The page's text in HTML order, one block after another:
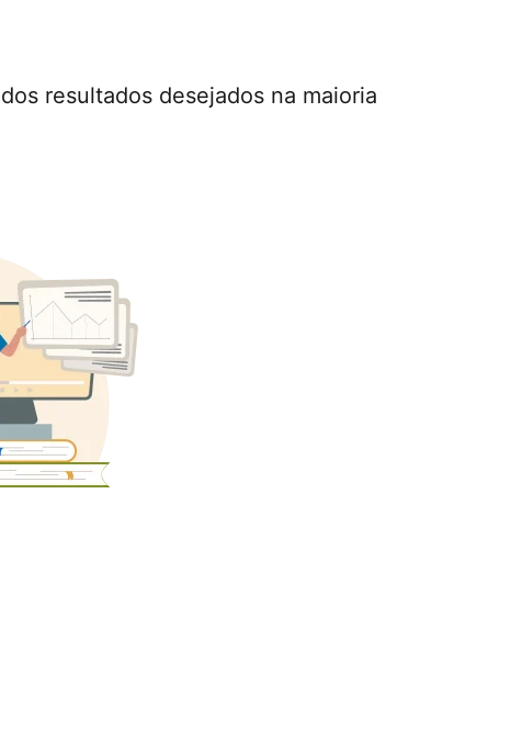
resultados desejados na maioria